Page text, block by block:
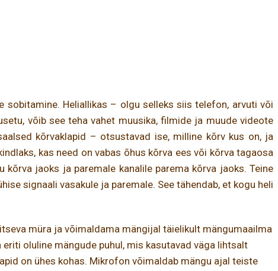
sobitamine. Heliallikas – olgu selleks siis telefon, arvuti või
võib see teha vahet muusika, filmide ja muude videote
kõrvaklapid – otsustavad ise, milline kõrv kus on, ja
kas need on vabas õhus kõrva ees või kõrva tagaosa
kõrva jaoks ja paremale kanalile parema kõrva jaoks. Teine
signaali vasakule ja paremale. See tähendab, et kogu heli
müra ja võimaldama mängijal täielikult mängumaailma
oluline mängude puhul, mis kasutavad väga lihtsalt
on ühes kohas. Mikrofon võimaldab mängu ajal teiste